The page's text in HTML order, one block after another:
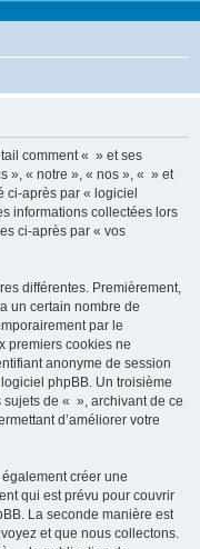
comment « » et ses
», « notre », « nos », « » et
ci-après par « logiciel
informations collectées lors
ci-après par « vos
différentes. Premièrement,
un certain nombre de
par le
premiers cookies ne
anonyme de session
phpBB. Un troisième
de « », archivant de ce
d’améliorer votre
créer une
qui est prévu pour couvrir
La seconde manière est
et que nous collectons.